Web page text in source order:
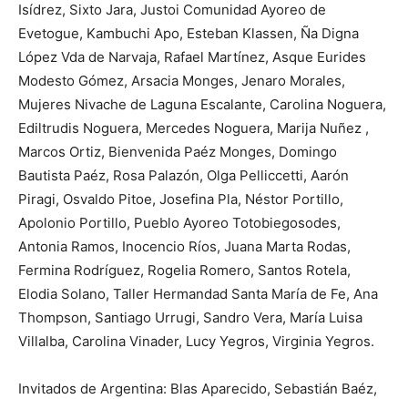
Isídrez, Sixto Jara, Justoi Comunidad Ayoreo de
Evetogue, Kambuchi Apo, Esteban Klassen, Ña Digna
López Vda de Narvaja, Rafael Martínez, Asque Eurides
Modesto Gómez, Arsacia Monges, Jenaro Morales,
Mujeres Nivache de Laguna Escalante, Carolina Noguera,
Ediltrudis Noguera, Mercedes Noguera, Marija Nuñez ,
Marcos Ortiz, Bienvenida Paéz Monges, Domingo
Bautista Paéz, Rosa Palazón, Olga Pelliccetti, Aarón
Piragi, Osvaldo Pitoe, Josefina Pla, Néstor Portillo,
Apolonio Portillo, Pueblo Ayoreo Totobiegosodes,
Antonia Ramos, Inocencio Ríos, Juana Marta Rodas,
Fermina Rodríguez, Rogelia Romero, Santos Rotela,
Elodia Solano, Taller Hermandad Santa María de Fe, Ana
Thompson, Santiago Urrugi, Sandro Vera, María Luisa
Villalba, Carolina Vinader, Lucy Yegros, Virginia Yegros.
Invitados de Argentina: Blas Aparecido, Sebastián Baéz,